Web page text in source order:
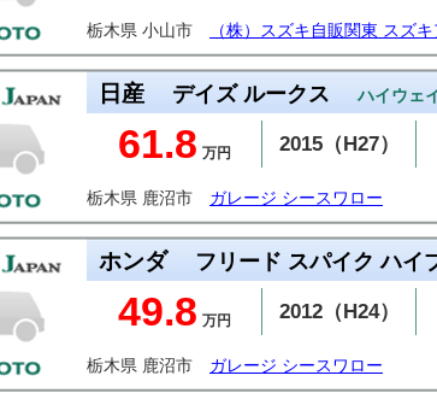
栃木県 小山市 （株）スズキ自販関東 スズ
日産 デイズ ルークス ハイウェ
61.8 万円 2015（H27）
栃木県 鹿沼市 ガレージ シースワロー
ホンダ フリード スパイク ハイ
49.8 万円 2012（H24）
栃木県 鹿沼市 ガレージ シースワロー